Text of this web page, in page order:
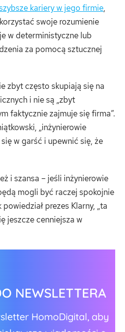
kariery w jego firmie,
swoje rozumienie
w deterministyczne lub
za pomocą sztucznej
zbyt często skupiają się na
i nie są „zbyt
faktycznie zajmuje się firma”.
„inżynierowie
w garść i upewnić się, że
i szansa – jeśli inżynierowie
mogli być raczej spokojnie
prezes Klarny, „ta
jeszcze cenniejsza w
NEWSLETTERA
HomoDigital, aby